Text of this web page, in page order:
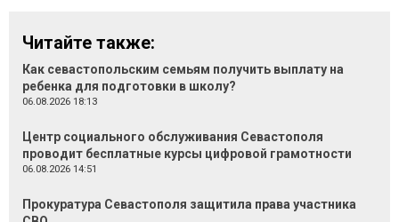
Читайте также:
Как севастопольским семьям получить выплату на
ребенка для подготовки в школу?
06.08.2026 18:13
Центр социального обслуживания Севастополя
проводит бесплатные курсы цифровой грамотности
06.08.2026 14:51
Прокуратура Севастополя защитила права участника